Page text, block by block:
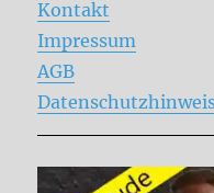
Kontakt
Impressum
AGB